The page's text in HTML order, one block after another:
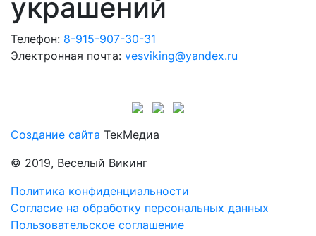
украшений
Телефон: 8-915-907-30-31
Электронная почта: vesviking@yandex.ru
Создание сайта ТекМедиа
© 2019, Веселый Викинг
Политика конфиденциальности
Согласие на обработку персональных данных
Пользовательское соглашение